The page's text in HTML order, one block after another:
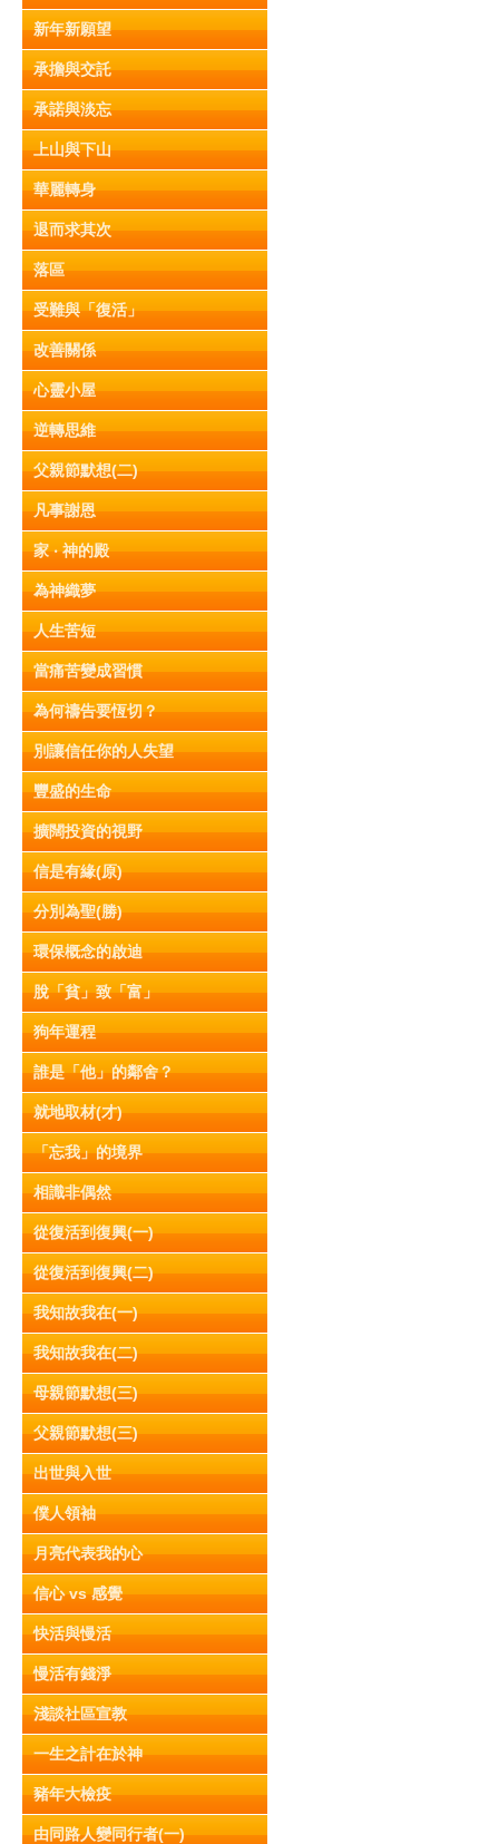
新年新願望
承擔與交託
承諾與淡忘
上山與下山
華麗轉身
退而求其次
落區
受難與「復活」
改善關係
心靈小屋
逆轉思維
父親節默想(二)
凡事謝恩
家 ‧ 神的殿
為神織夢
人生苦短
當痛苦變成習慣
為何禱告要恆切？
別讓信任你的人失望
豐盛的生命
擴闊投資的視野
信是有緣(原)
分別為聖(勝)
環保概念的啟迪
脫「貧」致「富」
狗年運程
誰是「他」的鄰舍？
就地取材(才)
「忘我」的境界
相識非偶然
從復活到復興(一)
從復活到復興(二)
我知故我在(一)
我知故我在(二)
母親節默想(三)
父親節默想(三)
出世與入世
僕人領袖
月亮代表我的心
信心 vs 感覺
快活與慢活
慢活有錢淨
淺談社區宣教
一生之計在於神
豬年大檢疫
由同路人變同行者(一)